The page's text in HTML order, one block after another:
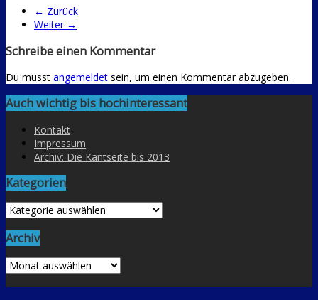
← Zurück
Weiter →
Schreibe einen Kommentar
Du musst angemeldet sein, um einen Kommentar abzugeben.
Auch wichtig bis hochinteressant
Kontakt
Impressum
Archiv: Die Kantseite bis 2013
Kategorien
Kategorien
Archiv
Archiv